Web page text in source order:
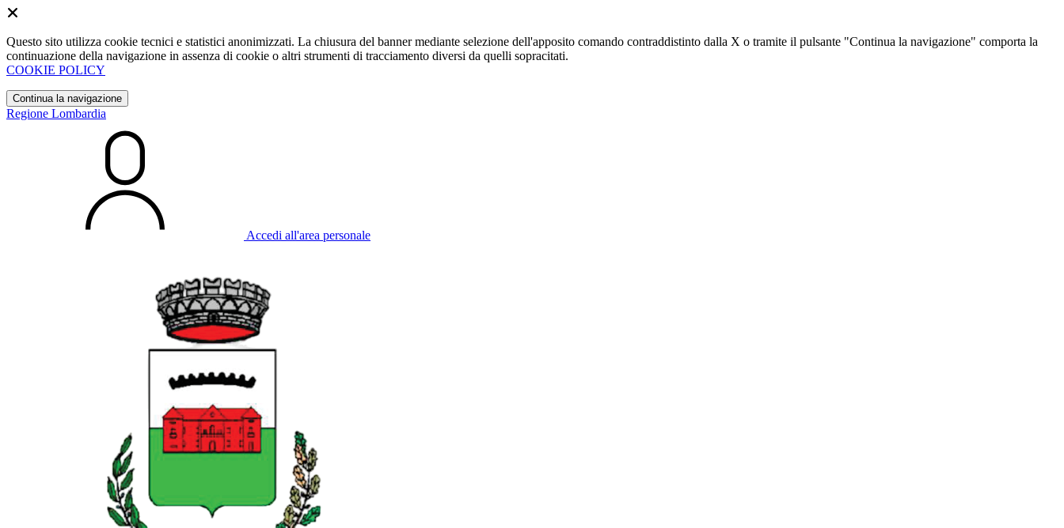
Questo sito utilizza cookie tecnici e statistici anonimizzati. La chiusura del banner mediante selezione dell'apposito comando contraddistinto dalla X o tramite il pulsante "Continua la navigazione" comporta la
continuazione della navigazione in assenza di cookie o altri strumenti di tracciamento diversi da quelli sopracitati.
COOKIE POLICY
Continua la navigazione
Regione Lombardia
Accedi all'area personale